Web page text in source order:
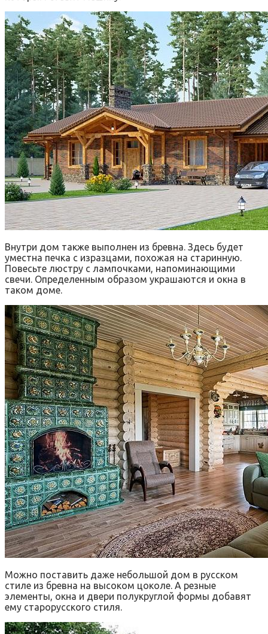
Внутри дом также выполнен из бревна. Здесь будет
уместна печка с изразцами, похожая на старинную.
Повесьте люстру с лампочками, напоминающими
свечи. Определенным образом украшаются и окна в
таком доме.
Можно поставить даже небольшой дом в русском
стиле из бревна на высоком цоколе. А резные
элементы, окна и двери полукруглой формы добавят
ему старорусского стиля.